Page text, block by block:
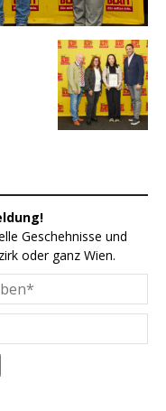
Geschehnisse und
oder ganz Wien.